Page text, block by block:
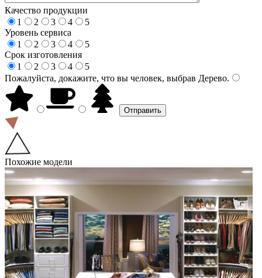
Качество продукции
1
2 3 4
5
Уровень сервиса
1
2 3 4
5
Срок изготовления
1
2 3 4
5
Пожалуйста, докажите, что вы человек, выбрав Дерево.
Похожие модели